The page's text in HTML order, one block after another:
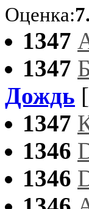
Оценка:
1347
1347
Дождь [
1347
1346
1346